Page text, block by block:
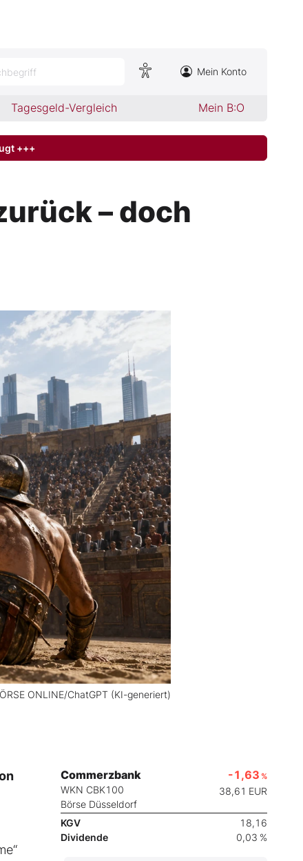
Mein Konto
Tagesgeld-Vergleich Mein B:O
+++
– doch
ONLINE/ChatGPT (KI-generiert)
Commerzbank
WKN CBK100
Börse Düsseldorf
-1,63 %
38,61 EUR
KGV
18,16
Dividende
0,03 %